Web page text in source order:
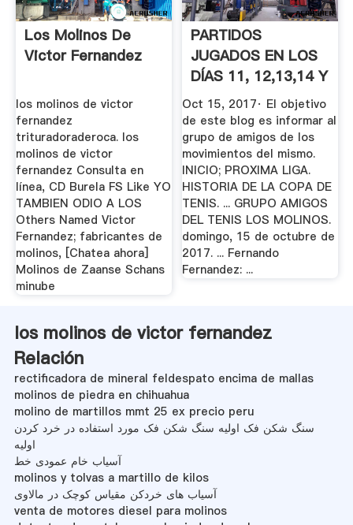
Los Molinos De
Victor Fernandez
los molinos de victor
fernandez
trituradoraderoca. los
molinos de victor
fernandez Consulta en
línea, CD Burela FS Like YO
TAMBIEN ODIO A LOS
Others Named Victor
Fernandez; fabricantes de
molinos, [Chatea ahora]
Molinos de Zaanse Schans
minube
PARTIDOS
JUGADOS EN LOS
DÍAS 11, 12,13,14 Y
15 DE OCTUBRE ...
Oct 15, 2017· El objetivo
de este blog es informar al
grupo de amigos de los
movimientos del mismo.
INICIO; PROXIMA LIGA.
HISTORIA DE LA COPA DE
TENIS. ... GRUPO AMIGOS
DEL TENIS LOS MOLINOS.
domingo, 15 de octubre de
2017. ... Fernando
Fernandez: ...
los molinos de victor fernandez
Relación
rectificadora de mineral feldespato encima de mallas
molinos de piedra en chihuahua
molino de martillos mmt 25 ex precio peru
سنگ شکن فک اولیه سنگ شکن فک مورد استفاده در خرد کردن
اولیه
آسیاب خام عمودی خط
molinos y tolvas a martillo de kilos
آسیاب های خردکن مقیاس کوچک در مالاوی
venta de motores diesel para molinos